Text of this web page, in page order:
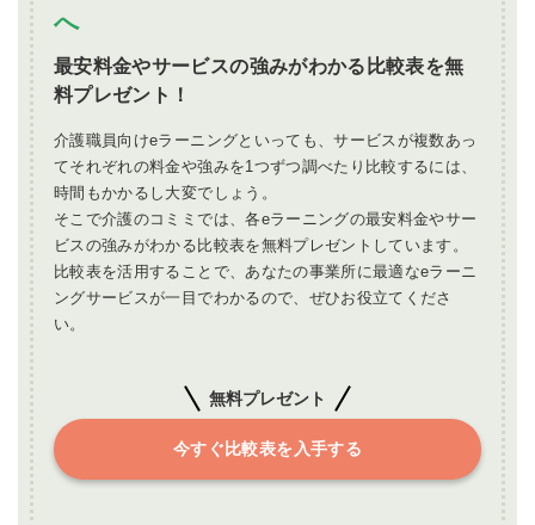
研修の質を上げる評価指標（受講率だけで終わ
らせない）
定量指標（例）
定性指標（例）
30日アクションプランと次の一手
よくある質問（FAQ）
Q. 「介護 勉強」では個人向け情報が多いのに、管理
Q. eラーニング比較は何から見ればよいですか？
へ
最安料金やサービスの強みがわかる比較表を無
料プレゼント！
介護職員向けeラーニングといっても、サービスが複数あっ
てそれぞれの料金や強みを1つずつ調べたり比較するには、
時間もかかるし大変でしょう。
そこで介護のコミミでは、各eラーニングの最安料金やサー
ビスの強みがわかる比較表を無料プレゼントしています。
比較表を活用することで、あなたの事業所に最適なeラーニ
ングサービスが一目でわかるので、ぜひお役立てくださ
い。
無料プレゼント
今すぐ比較表を入手する